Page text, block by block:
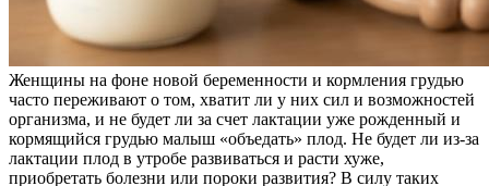
Женщины на фоне новой беременности и кормления грудью
часто переживают о том, хватит ли у них сил и возможностей
организма, и не будет ли за счет лактации уже рожденный и
кормящийся грудью малыш «объедать» плод. Не будет ли из-за
лактации плод в утробе развиваться и расти хуже,
приобретать болезни или пороки развития? В силу таких